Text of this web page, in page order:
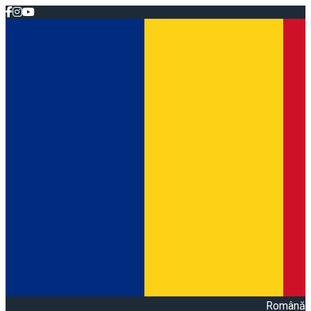
Română